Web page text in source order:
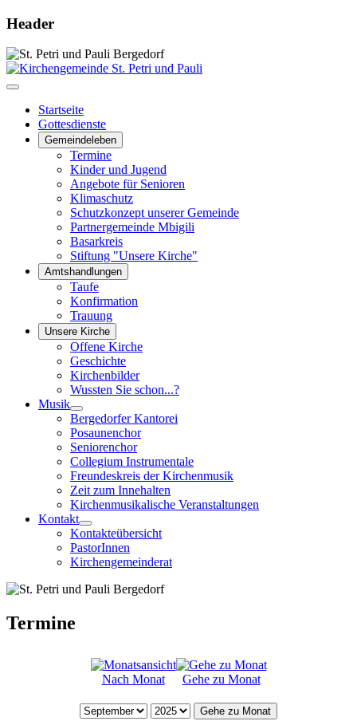
Header
Startseite
Gottesdienste
Gemeindeleben
Termine
Kinder und Jugend
Angebote für Senioren
Klimaschutz
Schutzkonzept unserer Gemeinde
Partnergemeinde Mbigili
Basarkreis
Stiftung "Unsere Kirche"
Amtshandlungen
Taufe
Konfirmation
Trauung
Unsere Kirche
Offene Kirche
Geschichte
Kirchenbilder
Wussten Sie schon...?
Musik
Bergedorfer Kantorei
Posaunenchor
Seniorenchor
Collegium Instrumentale
Freundeskreis der Kirchenmusik
Zeit zum Innehalten
Kirchenmusikalische Veranstaltungen
Kontakt
Kontakteübersicht
PastorInnen
Kirchengemeinderat
Termine
Nach Monat Gehe zu Monat
Gehe zu Monat